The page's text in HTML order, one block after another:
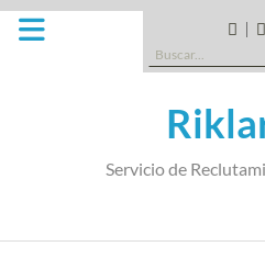
Saltar
Buscar:
Servicio de